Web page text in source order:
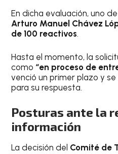
En dicha evaluación, uno
Arturo Manuel Chávez
de 100 reactivos.
Hasta el momento, la
como “en proceso de
venció un primer plazo y
para su respuesta.
Posturas ante la
información
La decisión del Comité de